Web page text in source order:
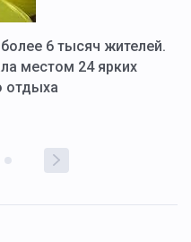
6 тысяч жителей.
местом 24 ярких
отдыха